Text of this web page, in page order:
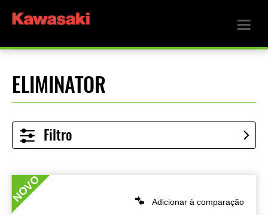
ELIMINATOR
Filtro
Adicionar à comparação
NOVO